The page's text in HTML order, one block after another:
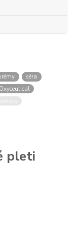
krémy
séra
Oxyceutical
pleti